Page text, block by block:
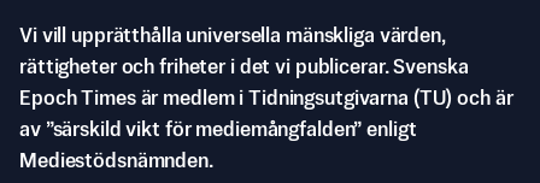
Vi vill upprätthålla universella mänskliga värden,
rättigheter och friheter i det vi publicerar. Svenska
Epoch Times är medlem i Tidningsutgivarna (TU) och är
av ”särskild vikt för mediemångfalden” enligt
Mediestödsnämnden.